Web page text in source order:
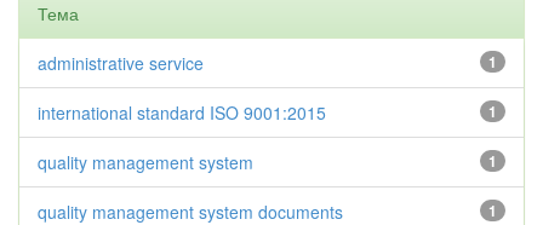
Тема
1
administrative service
1
international standard ISO 9001:2015
1
quality management system
1
quality management system documents